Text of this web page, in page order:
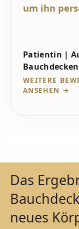
um ihn
Patientin |
WEITERE
ANSEHEN →
Das
neues